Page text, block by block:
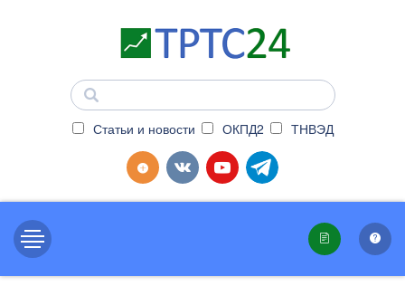
Статьи и новости ОКПД2 ТНВЭД